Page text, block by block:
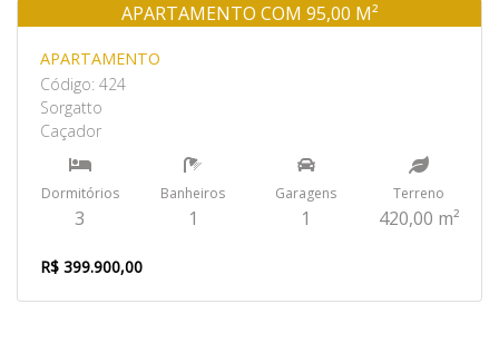
Venda
APARTAMENTO COM 95,00 M²
APARTAMENTO
Código: 424
Sorgatto
Caçador
Dormitórios
3
Banheiros
1
Garagens
1
Terreno
420,00 m²
R$ 399.900,00